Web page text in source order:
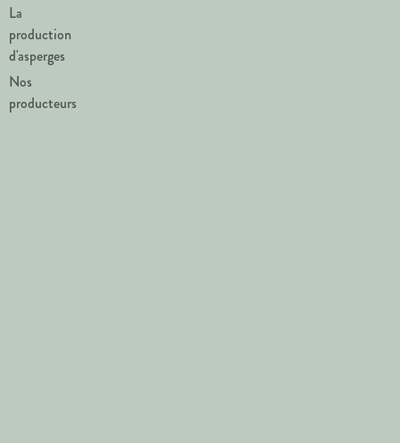
La
production
d'asperges
Nos
producteurs